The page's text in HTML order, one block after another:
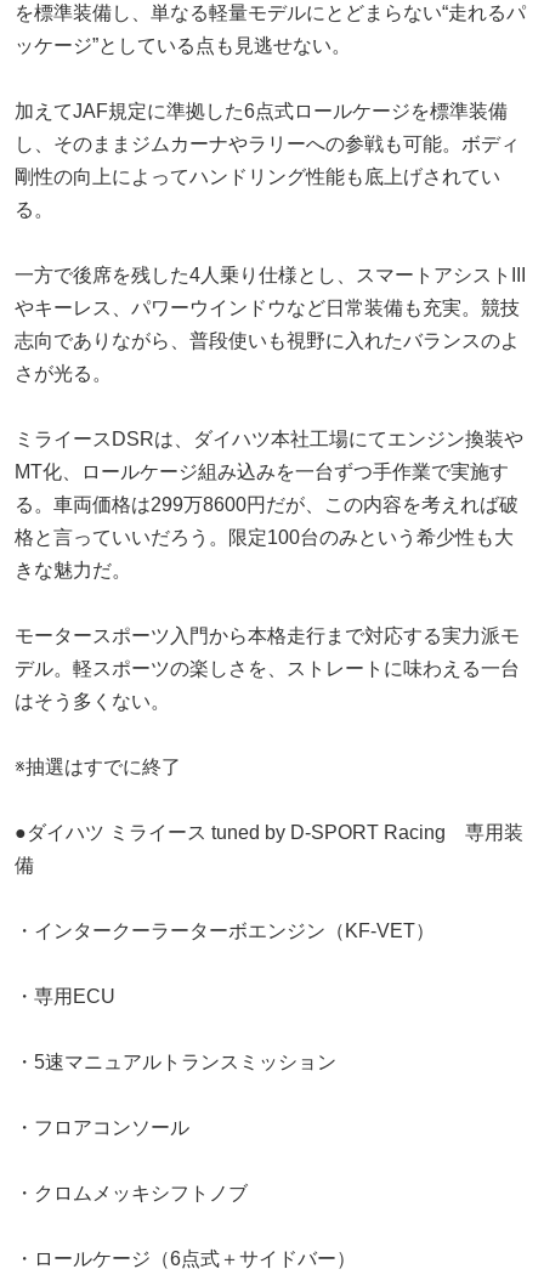
を標準装備し、単なる軽量モデルにとどまらない“走れるパ
ッケージ”としている点も見逃せない。
加えてJAF規定に準拠した6点式ロールケージを標準装備
し、そのままジムカーナやラリーへの参戦も可能。ボディ
剛性の向上によってハンドリング性能も底上げされてい
る。
一方で後席を残した4人乗り仕様とし、スマートアシストIII
やキーレス、パワーウインドウなど日常装備も充実。競技
志向でありながら、普段使いも視野に入れたバランスのよ
さが光る。
ミライースDSRは、ダイハツ本社工場にてエンジン換装や
MT化、ロールケージ組み込みを一台ずつ手作業で実施す
る。車両価格は299万8600円だが、この内容を考えれば破
格と言っていいだろう。限定100台のみという希少性も大
きな魅力だ。
モータースポーツ入門から本格走行まで対応する実力派モ
デル。軽スポーツの楽しさを、ストレートに味わえる一台
はそう多くない。
※抽選はすでに終了
●ダイハツ ミライース tuned by D-SPORT Racing 専用装
備
・インタークーラーターボエンジン（KF-VET）
・専用ECU
・5速マニュアルトランスミッション
・フロアコンソール
・クロムメッキシフトノブ
・ロールケージ（6点式＋サイドバー）